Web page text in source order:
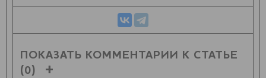
ПОКАЗАТЬ КОММЕНТАРИИ К СТАТЬЕ
(0)